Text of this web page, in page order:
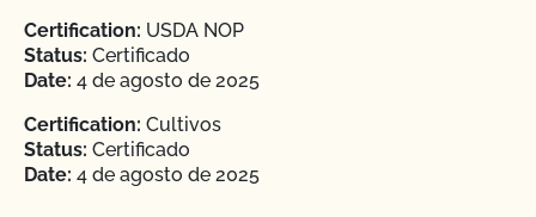
Certification: USDA NOP
Status: Certificado
Date: 4 de agosto de 2025
Certification: Cultivos
Status: Certificado
Date: 4 de agosto de 2025